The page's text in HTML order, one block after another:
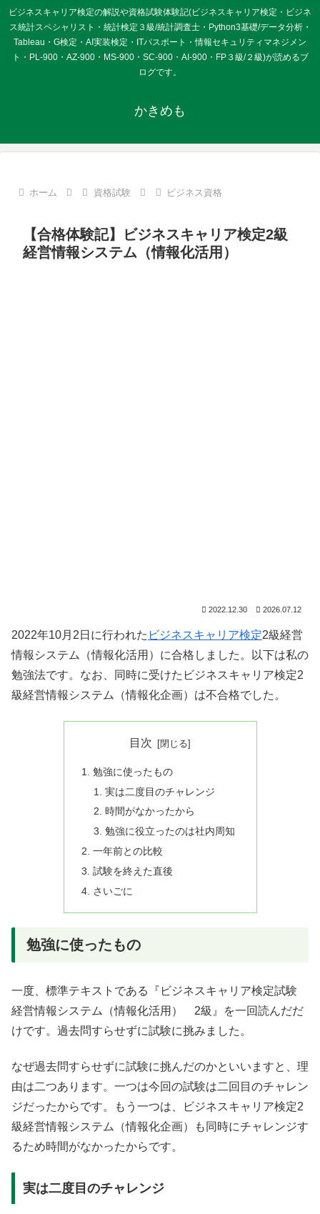
ビジネスキャリア検定の解説や資格試験体験記(ビジネスキャリア検定・ビジネ
ス統計スペシャリスト・統計検定３級/統計調査士・Python3基礎/データ分析・
Tableau・G検定・AI実装検定・ITパスポート・情報セキュリティマネジメン
ト・PL-900・AZ-900・MS-900・SC-900・AI-900・FP３級/２級)が読めるブ
ログです。
かきめも
ホーム 資格試験 ビジネス資格
【合格体験記】ビジネスキャリア検定2級
経営情報システム（情報化活用）
2022.12.30 2026.07.12
2022年10月2日に行われた ビジネスキャリア検定2級経営
情報システム（情報化活用）に合格しました。以下は私の
勉強法です。なお、同時に受けたビジネスキャリア検定2
級経営情報システム（情報化企画）は不合格でした。
目次
勉強に使ったもの
実は二度目のチャレンジ
時間がなかったから
勉強に役立ったのは社内周知
一年前との比較
試験を終えた直後
さいごに
勉強に使ったもの
一度、標準テキストである『ビジネスキャリア検定試験
経営情報システム（情報化活用） 2級』を一回読んだだ
けです。過去問すらせずに試験に挑みました。
なぜ過去問すらせずに試験に挑んだのかといいますと、理
由は二つあります。一つは今回の試験は二回目のチャレン
ジだったからです。もう一つは、ビジネスキャリア検定2
級経営情報システム（情報化企画）も同時にチャレンジす
るため時間がなかったからです。
実は二度目のチャレンジ